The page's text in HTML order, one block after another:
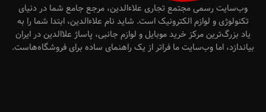
وب‌سایت رسمی مجتمع تجاری علاءالدین، مرجع جامع شما در دنیای
تکنولوژی و لوازم الکترونیک است. شاید نام علاءالدین، ابتدا شما را به
یاد بزرگ‌ترین مرکز خرید موبایل و لوازم جانبی، پاساژ علاالدین در ایران
بیاندازد، اما وب‌سایت ما فراتر از یک راهنمای ساده برای فروشگاه‌هاست.